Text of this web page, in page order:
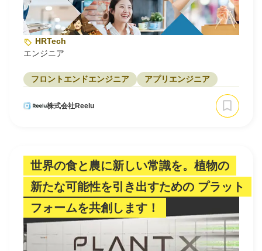
HRTech
エンジニア
フロントエンドエンジニア アプリエンジニア
株式会社Reelu
世界の食と農に新しい常識を。植物の
新たな可能性を引き出すための プラット
フォームを共創します！